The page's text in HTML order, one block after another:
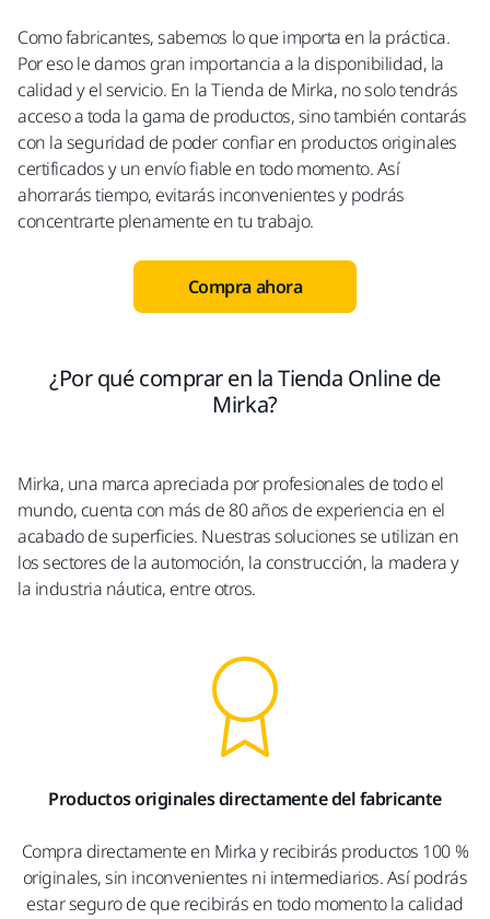
Como fabricantes, sabemos lo que importa en la práctica.
Por eso le damos gran importancia a la disponibilidad, la
calidad y el servicio. En la Tienda de Mirka, no solo tendrás
acceso a toda la gama de productos, sino también contarás
con la seguridad de poder confiar en productos originales
certificados y un envío fiable en todo momento. Así
ahorrarás tiempo, evitarás inconvenientes y podrás
concentrarte plenamente en tu trabajo.
Compra ahora
¿Por qué comprar en la Tienda Online de
Mirka?
Mirka, una marca apreciada por profesionales de todo el
mundo, cuenta con más de 80 años de experiencia en el
acabado de superficies. Nuestras soluciones se utilizan en
los sectores de la automoción, la construcción, la madera y
la industria náutica, entre otros.
Productos originales directamente del fabricante
Compra directamente en Mirka y recibirás productos 100 %
originales, sin inconvenientes ni intermediarios. Así podrás
estar seguro de que recibirás en todo momento la calidad